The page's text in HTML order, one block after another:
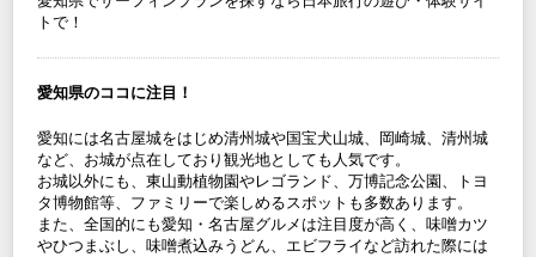
トで！
愛知県のココに注目！
愛知には名古屋城をはじめ清州城や国宝犬山城、岡崎城、清州城
など、お城が点在しており観光地としても人気です。
お城以外にも、東山動植物園やレゴランド、万博記念公園、トヨ
タ博物館等、ファミリーで楽しめるスポットも多数あります。
また、全国的にも愛知・名古屋グルメは注目度が高く、味噌カツ
やひつまぶし、味噌煮込みうどん、エビフライなど訪れた際には